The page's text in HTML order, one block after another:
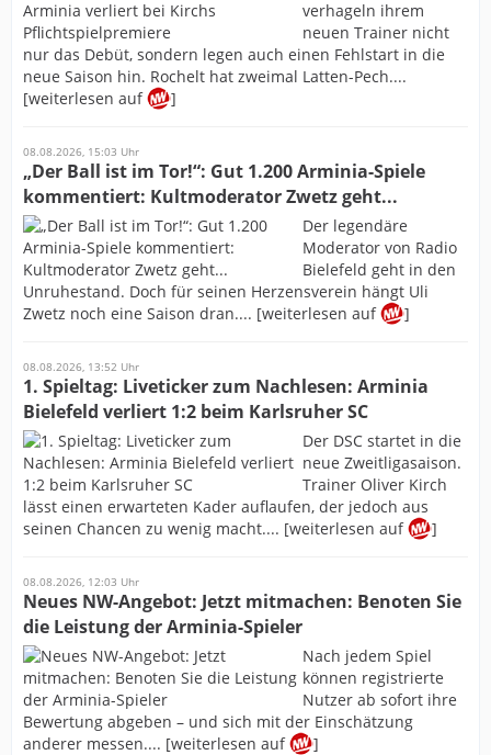
verhageln ihrem
neuen Trainer nicht
nur das Debüt, sondern legen auch einen Fehlstart in die
neue Saison hin. Rochelt hat zweimal Latten-Pech....
[weiterlesen auf
]
08.08.2026, 15:03 Uhr
„Der Ball ist im Tor!“: Gut 1.200 Arminia-Spiele
kommentiert: Kultmoderator Zwetz geht...
Der legendäre
Moderator von Radio
Bielefeld geht in den
Unruhestand. Doch für seinen Herzensverein hängt Uli
Zwetz noch eine Saison dran.... [weiterlesen auf
]
08.08.2026, 13:52 Uhr
1. Spieltag: Liveticker zum Nachlesen: Arminia
Bielefeld verliert 1:2 beim Karlsruher SC
Der DSC startet in die
neue Zweitligasaison.
Trainer Oliver Kirch
lässt einen erwarteten Kader auflaufen, der jedoch aus
seinen Chancen zu wenig macht.... [weiterlesen auf
]
08.08.2026, 12:03 Uhr
Neues NW-Angebot: Jetzt mitmachen: Benoten Sie
die Leistung der Arminia-Spieler
Nach jedem Spiel
können registrierte
Nutzer ab sofort ihre
Bewertung abgeben – und sich mit der Einschätzung
anderer messen.... [weiterlesen auf
]